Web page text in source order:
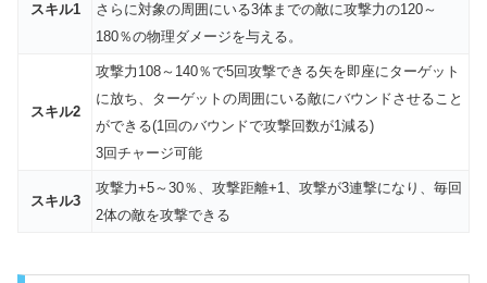
スキル1
さらに対象の周囲にいる3体までの敵に攻撃力の120～
180％の物理ダメージを与える。
スキル2
攻撃力108～140％で5回攻撃できる矢を即座にターゲット
に放ち、ターゲットの周囲にいる敵にバウンドさせること
ができる(1回のバウンドで攻撃回数が1減る)
3回チャージ可能
スキル3
攻撃力+5～30％、攻撃距離+1、攻撃が3連撃になり、毎回
2体の敵を攻撃できる